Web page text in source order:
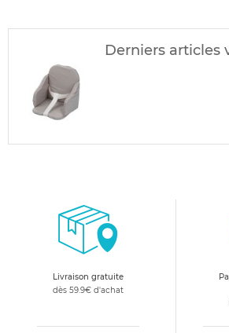
Derniers articles
Livraison gratuite
dès 59.9€ d'achat